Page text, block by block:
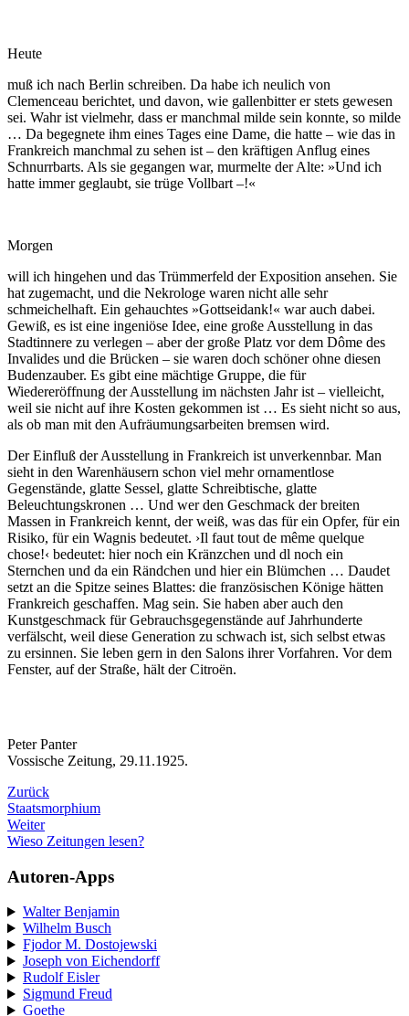
Heute
muß ich nach Berlin schreiben. Da habe ich neulich von
Clemenceau berichtet, und davon, wie gallenbitter er stets gewesen
sei. Wahr ist vielmehr, dass er manchmal milde sein konnte, so milde
… Da begegnete ihm eines Tages eine Dame, die hatte – wie das in
Frankreich manchmal zu sehen ist – den kräftigen Anflug eines
Schnurrbarts. Als sie gegangen war, murmelte der Alte: »Und ich
hatte immer geglaubt, sie trüge Vollbart –!«
Morgen
will ich hingehen und das Trümmerfeld der Exposition ansehen. Sie
hat zugemacht, und die Nekrologe waren nicht alle sehr
schmeichelhaft. Ein gehauchtes »Gottseidank!« war auch dabei.
Gewiß, es ist eine ingeniöse Idee, eine große Ausstellung in das
Stadtinnere zu verlegen – aber der große Platz vor dem Dôme des
Invalides und die Brücken – sie waren doch schöner ohne diesen
Budenzauber. Es gibt eine mächtige Gruppe, die für
Wiedereröffnung der Ausstellung im nächsten Jahr ist – vielleicht,
weil sie nicht auf ihre Kosten gekommen ist … Es sieht nicht so aus,
als ob man mit den Aufräumungsarbeiten bremsen wird.
Der Einfluß der Ausstellung in Frankreich ist unverkennbar. Man
sieht in den Warenhäusern schon viel mehr ornamentlose
Gegenstände, glatte Sessel, glatte Schreibtische, glatte
Beleuchtungskronen … Und wer den Geschmack der breiten
Massen in Frankreich kennt, der weiß, was das für ein Opfer, für ein
Risiko, für ein Wagnis bedeutet. ›Il faut tout de même quelque
chose!‹ bedeutet: hier noch ein Kränzchen und dl noch ein
Sternchen und da ein Rändchen und hier ein Blümchen … Daudet
setzt an die Spitze seines Blattes: die französischen Könige hätten
Frankreich geschaffen. Mag sein. Sie haben aber auch den
Kunstgeschmack für Gebrauchsgegenstände auf Jahrhunderte
verfälscht, weil diese Generation zu schwach ist, sich selbst etwas
zu ersinnen. Sie leben gern in den Salons ihrer Vorfahren. Vor dem
Fenster, auf der Straße, hält der Citroën.
Peter Panter
Vossische Zeitung, 29.11.1925.
Zurück
Staatsmorphium
Weiter
Wieso Zeitungen lesen?
Autoren-Apps
Walter Benjamin
Wilhelm Busch
Fjodor M. Dostojewski
Joseph von Eichendorff
Rudolf Eisler
Sigmund Freud
Goethe